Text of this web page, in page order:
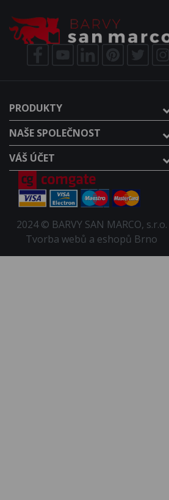
PRODUKTY
NAŠE SPOLEČNOST
VÁŠ ÚČET
2024 © BARVY SAN MARCO, s.r.o.
Tvorba webů a eshopů Brno